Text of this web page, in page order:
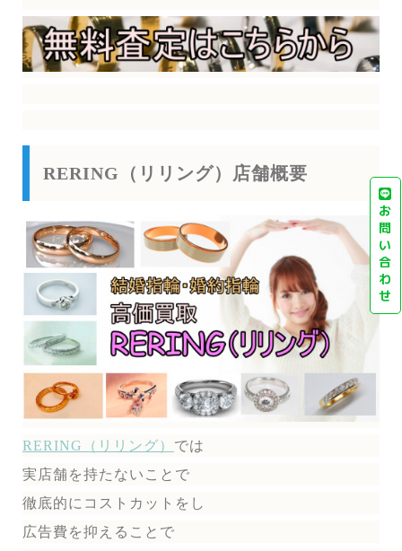
RERING（リリング）店舗概要
RERING（リリング） では
実店舗を持たないことで
徹底的にコストカットをし
広告費を抑えることで
お
問
い
合
わ
せ